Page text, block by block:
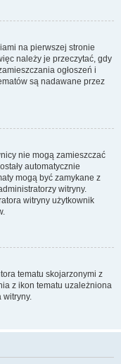
na pierwszej stronie
należy je przeczytać, gdy
ogłoszeń i
są nadawane przez
nie mogą zamieszczać
automatycznie
mogą być zamykane z
witryny.
witryny użytkownik
tematu skojarzonymi z
z ikon tematu uzależniona
witryny.